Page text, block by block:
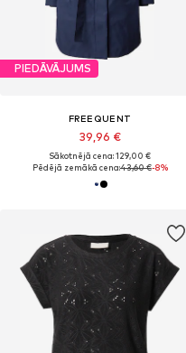
PIEDĀVĀJUMS
FREEQUENT
39,96 €
Sākotnējā cena: 129,00 €
Pēdējā zemākā cena:43,60 €-8%